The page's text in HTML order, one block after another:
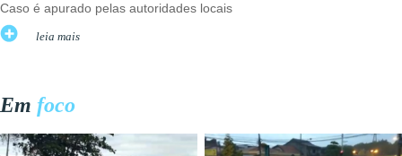
Caso é apurado pelas autoridades locais
leia mais
Em foco